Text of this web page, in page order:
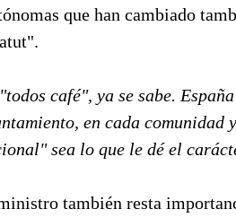
que han cambiado
café", ya se sabe.
en cada comunidad
sea lo que le dé el
también resta